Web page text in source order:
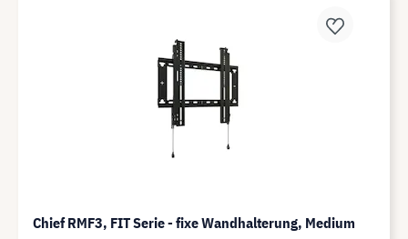
Chief RMF3, FIT Serie - fixe Wandhalterung, Medium